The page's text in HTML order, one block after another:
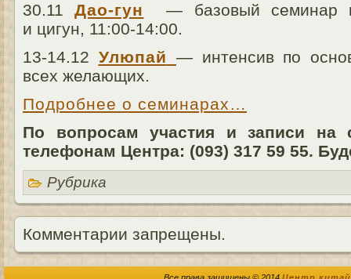
30.11Дао-гун
— базовый семинар
и цигун, 11:00-14:00.
13-14.12 Улюпай
— интенсив по
всех желающих.
Подробнее о семинарах…
По вопросам участия и записи на
телефонам Центра: (093) 317 59 55.
Рубрика
Комментарии запрещены.